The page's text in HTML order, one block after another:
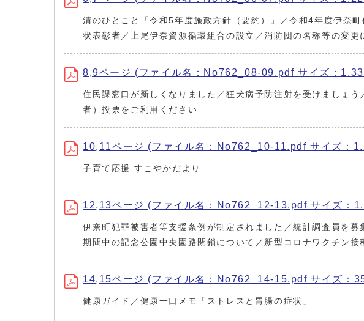
清のひとこと「令和5年度施政方針（要約）」／令和4年度伊奈
状表彰者／上尾伊奈資源循環組合の設立／消防団の名称等の変更
8,9ページ (ファイル名：No762_08-09.pdf サイズ：
住民課窓口が新しくなりました／狂犬病予防注射を受けましょ
者）投票をご利用ください
10,11ページ (ファイル名：No762_10-11.pdf サイズ：
子育て応援 すこやかだより
12,13ページ (ファイル名：No762_12-13.pdf サイズ：
伊奈町犯罪被害者等支援条例が制定されました／統計調査員を
期間中の記念公園中央園路閉鎖について／新型コロナワクチン接
14,15ページ (ファイル名：No762_14-15.pdf サイズ：
健康ガイド／健康一口メモ「ストレスと胃腸の症状」